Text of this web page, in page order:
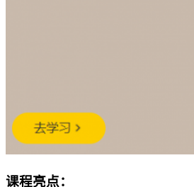
课程亮点：